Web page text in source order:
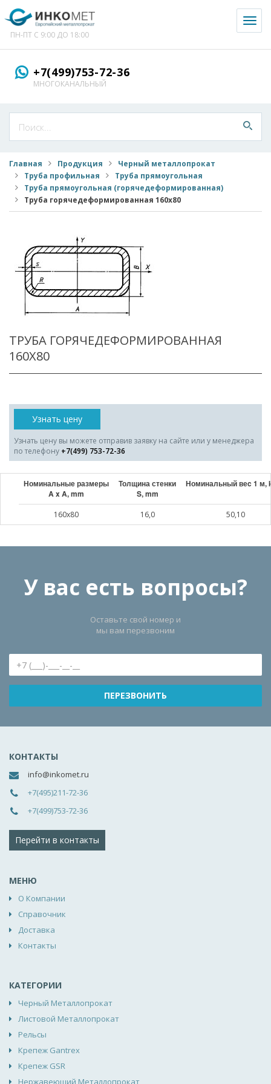
ПН-ПТ С 9:00 ДО 18:00
+7(499)753-72-36
МНОГОКАНАЛЬНЫЙ
Главная Продукция
Черный металлопрокат
Труба профильная
Труба прямоугольная
Труба прямоугольная (горячедеформированная)
Труба горячедеформированная 160x80
ТРУБА ГОРЯЧЕДЕФОРМИРОВАННАЯ
160X80
Узнать цену
Узнать цену вы можете отправив заявку на сайте или у менеджера
по телефону +7(499) 753-72-36
Номинальные размеры
A x A, mm
Толщина стенки
S, mm
Номинальный веc 1 м,
160x80 16,0 50,10
У вас есть вопросы?
Оставьте свой номер и
мы вам перезвоним
КОНТАКТЫ
info@inkomet.ru
+7(495)211-72-36
+7(499)753-72-36
Перейти в контакты
МЕНЮ
О Компании
Справочник
Доставка
Контакты
КАТЕГОРИИ
Черный Металлопрокат
Листовой Металлопрокат
Рельсы
Крепеж Gantrex
Крепеж GSR
Нержавеющий Металлопрокат